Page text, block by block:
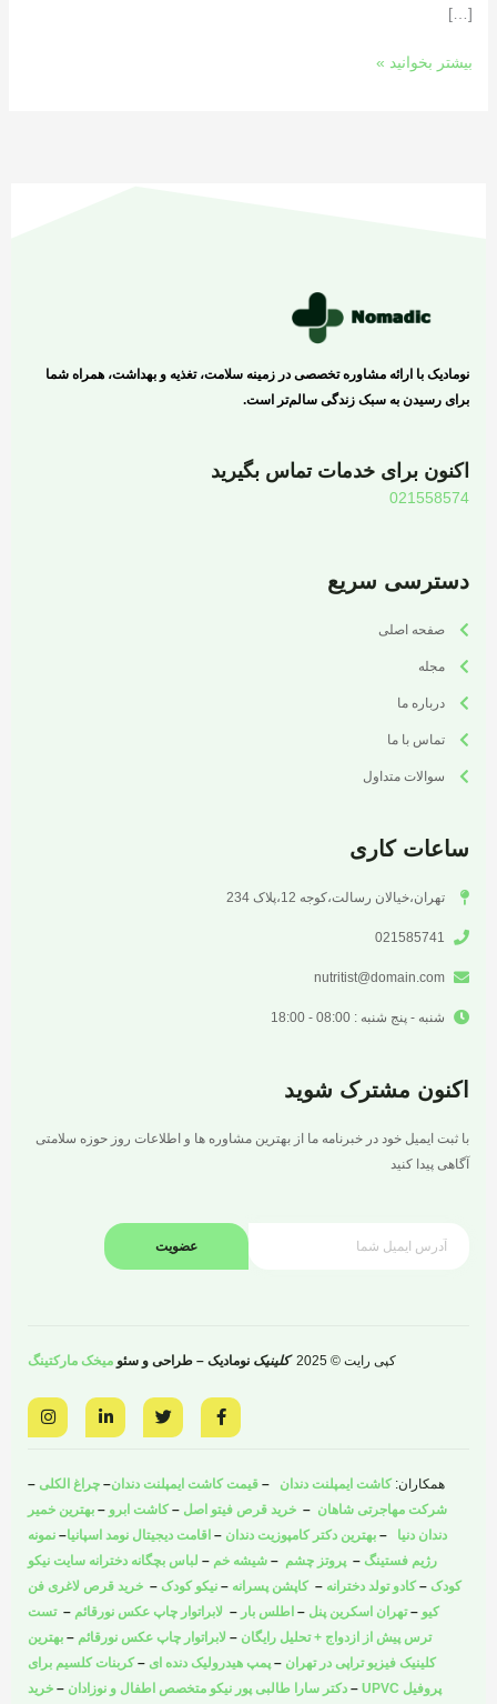
[…]
بیشتر بخوانید »
نومادیک با ارائه مشاوره تخصصی در زمینه سلامت، تغذیه و بهداشت، همراه شما
برای رسیدن به سبک زندگی سالم‌تر است.
اکنون برای خدمات تماس بگیرید
021558574
دسترسی سریع
صفحه اصلی
مجله
درباره ما
تماس با ما
سوالات متداول
ساعات کاری
تهران،خیالان رسالت،کوجه 12،پلاک 234
021585741
nutritist@domain.com
شنبه - پنج شنبه : 08:00 - 18:00
اکنون مشترک شوید
با ثبت ایمیل خود در خبرنامه ما از بهترین مشاوره ها و اطلاعات روز حوزه سلامتی
آگاهی پیدا کنید
عضویت
کپی رایت © 2025 کلینیک نومادیک – طراحی و سئو میخک مارکتینگ
F
a
c
o
o
k
-
w
i
e
r
L
i
n
d
-
n
I
n
s
g
r
a
m
همکاران: کاشت ایمپلنت دندان – قیمت کاشت ایمپلنت دندان– چراغ الکلی –
شرکت مهاجرتی شاهان – خرید قرص فیتو اصل –کاشت ابرو – بهترین خمیر
دندان دنیا – بهترین دکتر کامپوزیت دندان – اقامت دیجیتال نومد اسپانیا– نمونه
رژیم فستینگ – پروتز چشم – شیشه خم – لباس بچگانه دخترانه سایت نیکو
کودک –کادو تولد دخترانه –کاپشن پسرانه – نیکو کودک – خرید قرص لاغری فن
کیو –تهران اسکرین پنل – اطلس بار – لابراتوار چاپ عکس نورقائم –تست
ترس پیش از ازدواج + تحلیل رایگان – لابراتوار چاپ عکس نورقائم – بهترین
کلینیک فیزیو تراپی در تهران – پمپ هیدرولیک دنده ای –کربنات کلسیم برای
پروفیل UPVC
– دکتر سارا طالبی پور نیکو متخصص اطفال و نوزادان – خرید